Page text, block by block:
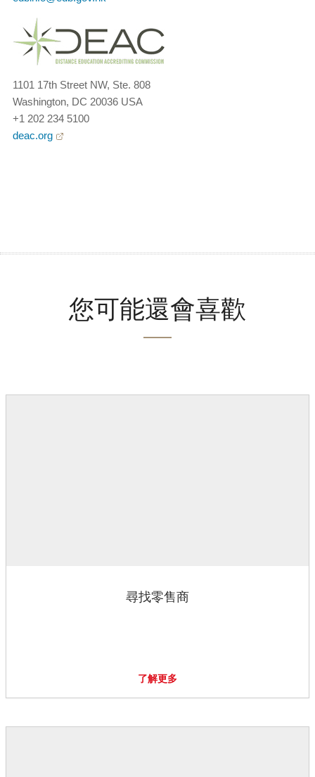
1101 17th Street NW, Ste. 808
Washington, DC 20036 USA
+1 202 234 5100
deac.org
您可能還會喜歡
尋找零售商
了解更多